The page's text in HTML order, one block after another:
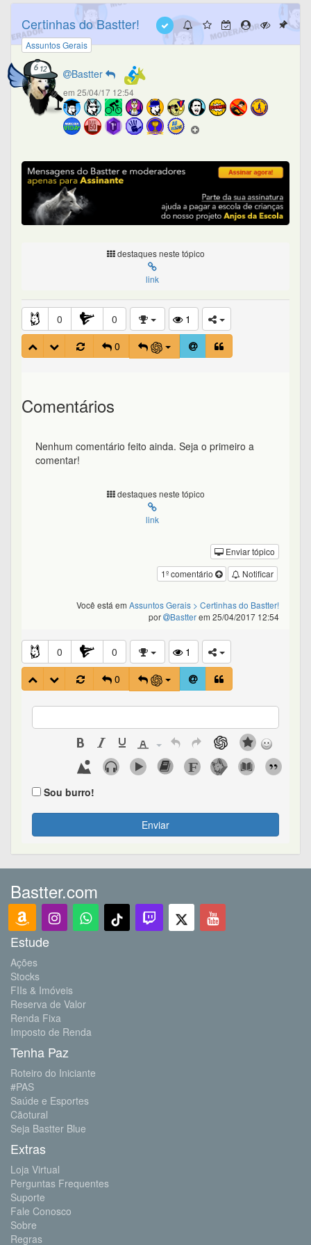
Certinhas do Bastter!
Assuntos Gerais
Bastter
em 25/04/17 12:54
destaques neste tópico
link
0 0
1
0
Comentários
Nenhum comentário feito ainda. Seja o primeiro a
comentar!
destaques neste tópico
link
Enviar tópico
Notificar
1º comentário
Você está em Assuntos Gerais > Certinhas do Bastter!
por
Bastterem 25/04/2017 12:54
0 0
1
0
Sou burro!
Enviar
Bastter.com
Estude
Ações
Stocks
FIIs & Imóveis
Reserva de Valor
Renda Fixa
Imposto de Renda
Tenha Paz
Roteiro do Iniciante
#PAS
Saúde e Esportes
Cãotural
Seja Bastter Blue
Extras
Loja Virtual
Perguntas Frequentes
Suporte
Fale Conosco
Sobre
Regras